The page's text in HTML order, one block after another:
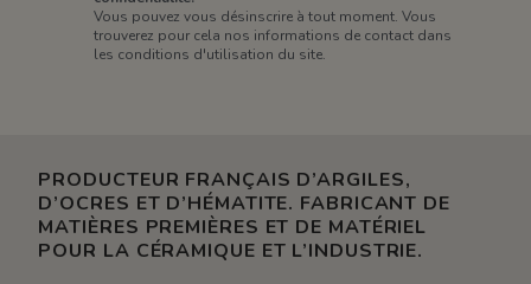
Vous pouvez vous désinscrire à tout moment. Vous
trouverez pour cela nos informations de contact dans
les conditions d'utilisation du site.
PRODUCTEUR FRANÇAIS D’ARGILES,
D’OCRES ET D’HÉMATITE. FABRICANT DE
MATIÈRES PREMIÈRES ET DE MATÉRIEL
POUR LA CÉRAMIQUE ET L’INDUSTRIE.